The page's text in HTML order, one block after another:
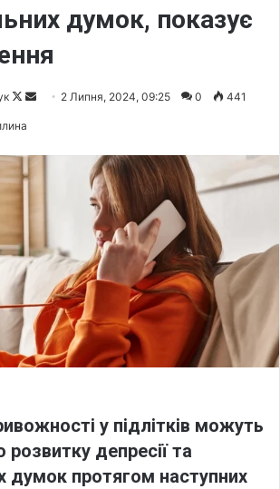
думок, показує
F
o
n
X
m
l
2 Липня, 2024, 09:25 0 441
у підлітків можуть
депресії та
думок протягом наступних